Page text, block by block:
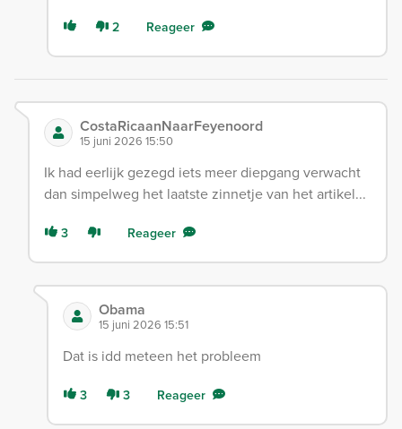
2 Reageer
CostaRicaanNaarFeyenoord
15 juni 2026 15:50
Ik had eerlijk gezegd iets meer diepgang verwacht
dan simpelweg het laatste zinnetje van het artikel...
3 Reageer
Obama
15 juni 2026 15:51
Dat is idd meteen het probleem
3 3 Reageer